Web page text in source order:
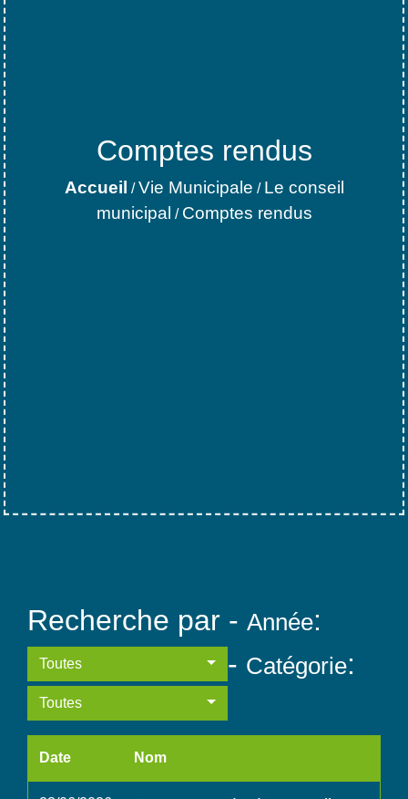
Comptes rendus
Accueil /Vie Municipale / Le conseil
municipal / Comptes rendus
Recherche par - Année:
Toutes - Catégorie:
Toutes
Date Nom